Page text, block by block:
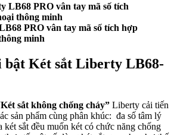
PRO vân tay mã số tích hợp
minh
bật Két sắt Liberty LB68-
sắt không chống cháy” Liberty cải tiến
sản phẩm cùng phân khúc: đa số tâm lý
két sắt đều muốn két có chức năng chống